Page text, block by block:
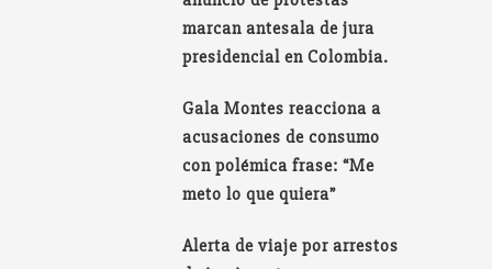
marcan antesala de jura
presidencial en Colombia.
Gala Montes reacciona a
acusaciones de consumo
con polémica frase: “Me
meto lo que quiera”
Alerta de viaje por arrestos